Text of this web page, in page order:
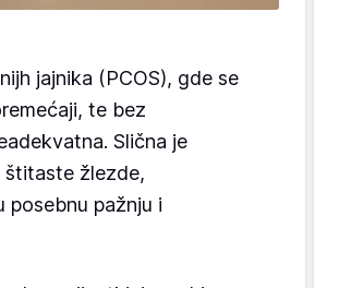
jajnika (PCOS), gde se
te bez
Slična je
štitaste žlezde,
pažnju i